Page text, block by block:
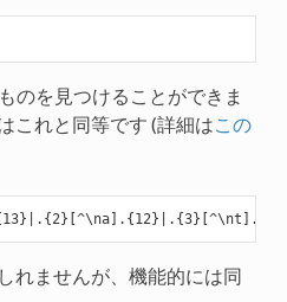
のを見つけることができま
これと同等です (詳細はこの
|. {2} [^\na]. {12} |. {3} [^\nt].
れませんが、機能的には同